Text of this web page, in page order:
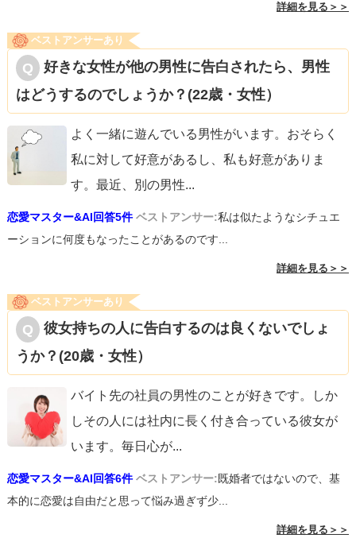
詳細を見る＞＞
ベストアンサーあり
好きな女性が他の男性に告白されたら、男性
はどうするのでしょうか？(22歳・女性）
よく一緒に遊んでいる男性がいます。おそらく
私に対して好意があるし、私も好意がありま
す。最近、別の男性...
恋愛マスター&AI回答5件 ベストアンサー:私は似たようなシチュエ
ーションに何度もなったことがあるのです...
詳細を見る＞＞
ベストアンサーあり
彼女持ちの人に告白するのは良くないでしょ
うか？(20歳・女性）
バイト先の社員の男性のことが好きです。しか
しその人には社内に長く付き合っている彼女が
います。毎日心が...
恋愛マスター&AI回答6件 ベストアンサー:既婚者ではないので、基
本的に恋愛は自由だと思って悩み過ぎず少...
詳細を見る＞＞